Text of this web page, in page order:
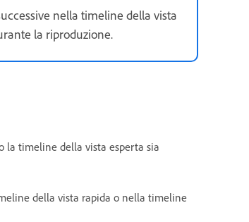
nella timeline della vista
la riproduzione.
la timeline della vista esperta sia
della vista rapida o nella timeline